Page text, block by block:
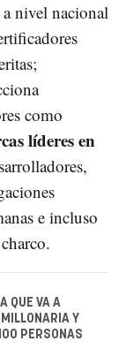
a nivel nacional
como
líderes en
e incluso
QUE VA A
Y
PERSONAS